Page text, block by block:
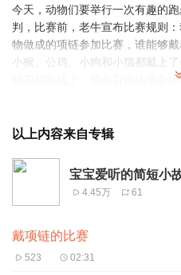
今天，动物们要举行一次有趣的
判，比赛前，老牛宣布比赛规则
物做成的项链参加比赛，谁能够
小猴、公鸡、小狗和小猫都戴上
站在起跑线上，信心百倍地准备比
一遍又一遍，越数心越痒；肉骨
小猴看了看旁边的公鸡，想出了
出交换项链后继续跑；小狗实在
项链了，小猫看见了他们。心里
小狗吃完了肉骨头项链，很快就
猫、公鸡都先后到达终点，小狗
以上内容来自专辑
宝宝爱听的简短小
4.45万 61
戴项链的比赛
523 02:31